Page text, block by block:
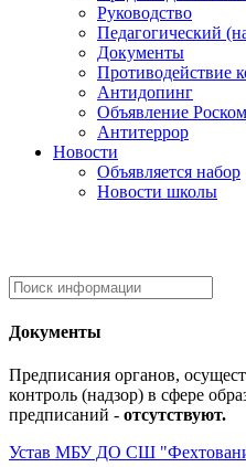
Руководство
Педагогический
Документы
Противодействие
Антидопинг
Объявление
Антитеррор
Новости
Объявляется набор
Новости школы
Документы
Предписания органов,
контроль (надзор) в сфере
предписаний - отсутствуют.
Устав МБУ ДО СШ